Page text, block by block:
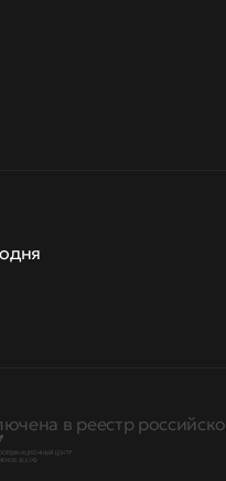
в реестр